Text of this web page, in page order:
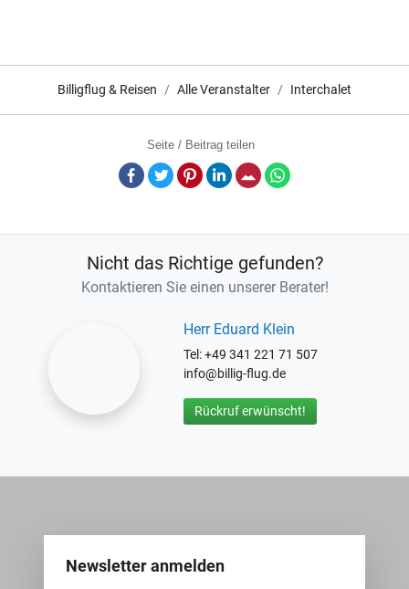
Billigflug & Reisen Alle Veranstalter Interchalet
Seite / Beitrag teilen
Facebook
TwitterPinterestLinkedInE-Mail
Nicht das Richtige gefunden?
Kontaktieren Sie einen unserer Berater!
Herr Eduard Klein
Tel: +49 341 221 71 507
info@billig-flug.de
Rückruf erwünscht!
Newsletter anmelden